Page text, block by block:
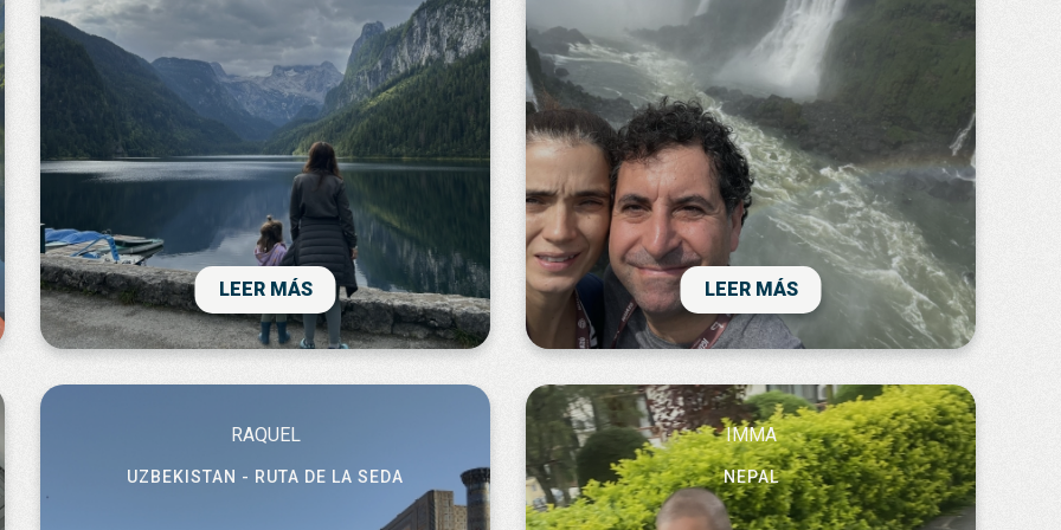
Amritsar i el Golden Temple, de qui no
recordem el nom però si les seves rialles i
constant alegria; pel savi Daya els dies de
Varanasi; i, no menys important, pel gran
Bablu, de la casta dels bramans, xofer amb
una perícia, paciència, afecte i complicitat
impossibles de trobar a Occident. Mai els
oblidarem.
Moltes gràcies!
Ha sido un viaje fantástico!! nos ha
encantado bañarnos en lagos alpinos,
sorteando los lugares más masificados,
conociendo rincones, rutas y pueblos
maravillosos. las indicaciones de
excursiones y las recomendaciones de
planes han sido geniales. disfrutamos en
especial poder pasar el dia en un parque
acuático natural, que aprovecha el agua del
LEER MÁS
Impressionant exploració de terres
argentines!molt recomanable!
LEER MÁS
RAQUEL
UZBEKISTAN - RUTA DE LA SEDA
IMMA
NEPAL